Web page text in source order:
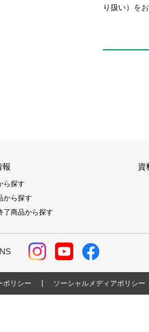
り扱い） を
報
ら探す
から探す
了商品から探す
資
ポリシー ソーシャルメディアポリシー